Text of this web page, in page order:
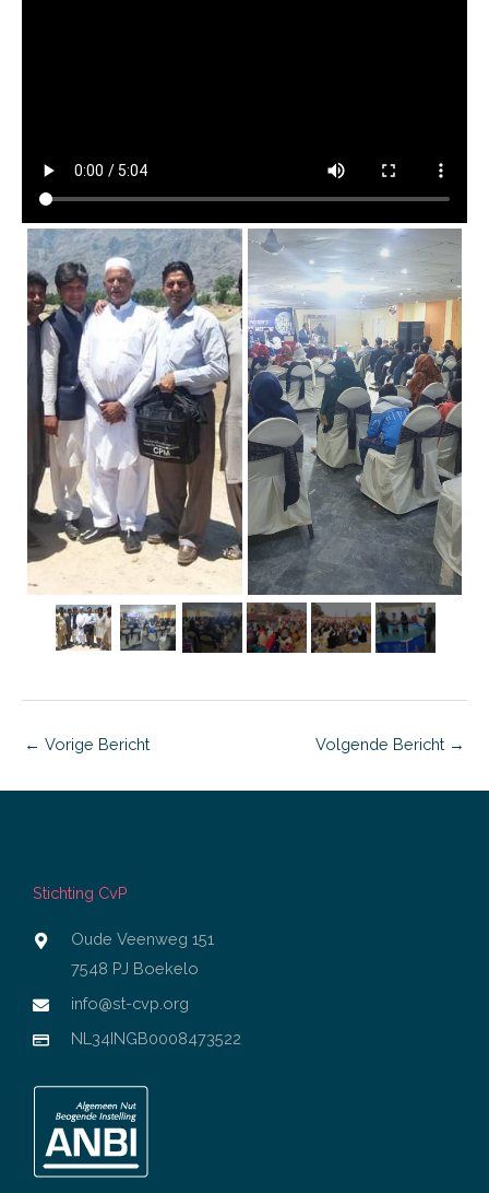
← Vorige Bericht Volgende Bericht →
Stichting CvP
Oude Veenweg 151
7548 PJ Boekelo
info@st-cvp.org
NL34INGB0008473522